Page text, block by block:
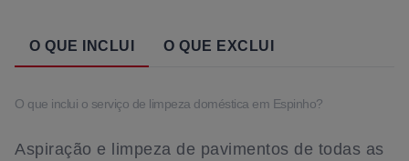
O QUE INCLUI O QUE EXCLUI
O que inclui o serviço de limpeza doméstica em Espinho?
Aspiração e limpeza de pavimentos de todas as